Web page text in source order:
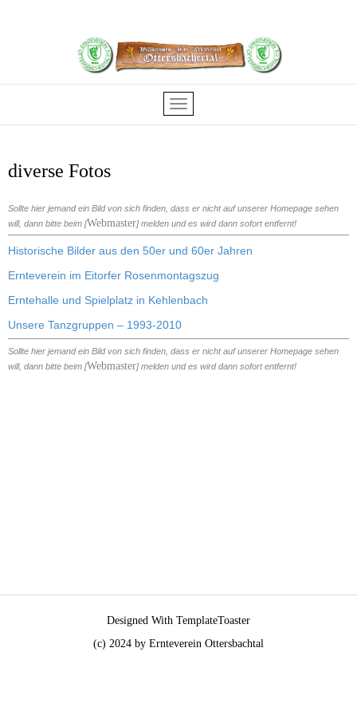
diverse Fotos
Sollte hier jemand ein Bild von sich finden, dass er nicht auf unserer Homepage sehen
will, dann bitte beim [Webmaster] melden und es wird dann sofort entfernt!
Historische Bilder aus den 50er und 60er Jahren
Ernteverein im Eitorfer Rosenmontagszug
Erntehalle und Spielplatz in Kehlenbach
Unsere Tanzgruppen – 1993-2010
Sollte hier jemand ein Bild von sich finden, dass er nicht auf unserer Homepage sehen
will, dann bitte beim [Webmaster] melden und es wird dann sofort entfernt!
(c) 2024 by Ernteverein Ottersbachtal
Designed With TemplateToaster